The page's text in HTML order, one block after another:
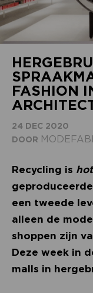
FASHION
24 DEC 2020
DOOR
Recycling is
een tweede
alleen de
shoppen zijn
Deze week in
malls in